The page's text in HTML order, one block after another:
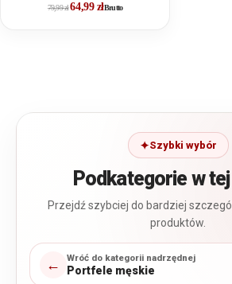
79,99zł64,99 złBrutto
Szybki wybór
Podkategorie w
Przejdź szybciej do bardziej
produktów.
← Wróć do kategorii nadrzędnej
Portfele męskie